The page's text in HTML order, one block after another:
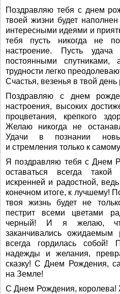
Поздравляю тебя с днем
твоей жизни будет
интересными идеями и
тебя пусть никогда не
настроение. Пусть
постоянными
трудности легко
Счастья, везенья в твой
Поздравляю с днем
настроения, высоких
процветания, крепкого
Желаю никогда не
Удачи в познании
и стремления только к
Я поздравляю тебя с Днем
оставаться всегда
искренней и радостной,
конечном итоге, к лучшему!
твоя жизнь будет не
пестрит всеми цветами
черный! И я желаю,
заканчивались ожидаемым
всегда гордилась собой!
надежды и желания,
сказку! С Днем Рождения,
на Земле!
С Днем Рождения, королева!